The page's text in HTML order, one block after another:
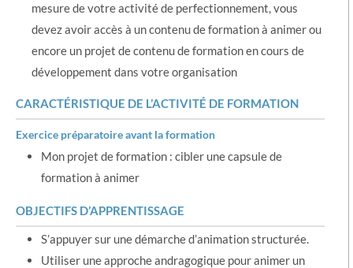
mesure de votre activité de perfectionnement, vous
devez avoir accès à un contenu de formation à animer ou
encore un projet de contenu de formation en cours de
développement dans votre organisation
CARACTÉRISTIQUE DE L’ACTIVITÉ DE FORMATION
Exercice préparatoire avant la formation
Mon projet de formation : cibler une capsule de
formation à animer
OBJECTIFS D’APPRENTISSAGE
S’appuyer sur une démarche d’animation structurée.
Utiliser une approche andragogique pour animer un